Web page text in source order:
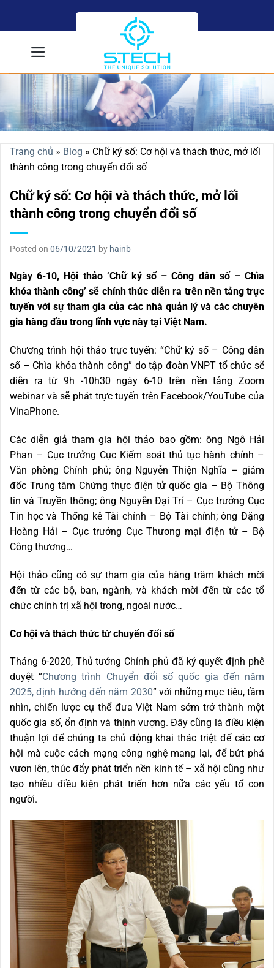
Trang chủ » Blog » Chữ ký số: Cơ hội và thách thức, mở lối
thành công trong chuyển đổi số
Chữ ký số: Cơ hội và thách thức, mở lối
thành công trong chuyển đổi số
Posted on 06/10/2021 by hainb
Ngày 6-10, Hội thảo ‘Chữ ký số – Công dân số – Chìa
khóa thành công’ sẽ chính thức diễn ra trên nền tảng trực
tuyến với sự tham gia của các nhà quản lý và các chuyên
gia hàng đầu trong lĩnh vực này tại Việt Nam.
Chương trình hội thảo trực tuyến: “Chữ ký số – Công dân
số – Chìa khóa thành công” do tập đoàn VNPT tổ chức sẽ
diễn ra từ 9h -10h30 ngày 6-10 trên nền tảng Zoom
webinar và sẽ phát trực tuyến trên Facebook/YouTube của
VinaPhone.
Các diễn giả tham gia hội thảo bao gồm: ông Ngô Hải
Phan – Cục trưởng Cục Kiểm soát thủ tục hành chính –
Văn phòng Chính phủ; ông Nguyễn Thiện Nghĩa – giám
đốc Trung tâm Chứng thực điện tử quốc gia – Bộ Thông
tin và Truyền thông; ông Nguyễn Đại Trí – Cục trưởng Cục
Tin học và Thống kê Tài chính – Bộ Tài chính; ông Đặng
Hoàng Hải – Cục trưởng Cục Thương mại điện tử – Bộ
Công thương…
Hội thảo cũng có sự tham gia của hàng trăm khách mời
đến từ các bộ, ban, ngành, và khách mời đến từ các tổ
chức chính trị xã hội trong, ngoài nước…
Cơ hội và thách thức từ chuyển đổi số
Tháng 6-2020, Thủ tướng Chính phủ đã ký quyết định phê
duyệt “Chương trình Chuyển đổi số quốc gia đến năm
2025, định hướng đến năm 2030” với những mục tiêu, tầm
nhìn, chiến lược cụ thể đưa Việt Nam sớm trở thành một
quốc gia số, ổn định và thịnh vượng. Đây cũng là điều kiện
thuận lợi để chúng ta chủ động khai thác triệt để các cơ
hội mà cuộc cách mạng công nghệ mang lại, để bứt phá
vươn lên, thúc đẩy phát triển nền kinh tế – xã hội cũng như
tạo nhiều điều kiện phát triển hơn nữa các yếu tố con
người.